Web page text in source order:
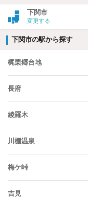
下関市
変更する
下関市の駅から探す
梶栗郷台地
長府
綾羅木
川棚温泉
梅ケ峠
吉見